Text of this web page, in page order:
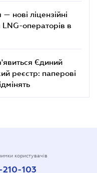
нові ліцензійні
операторів в
Єдиний
реєстр: паперові
користувачів
103